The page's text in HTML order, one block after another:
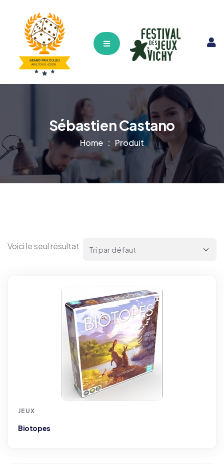
Hamburger Toggle Menu
Sébastien Castano
Home Produit
Voici le seul résultat
JEUX
Biotopes